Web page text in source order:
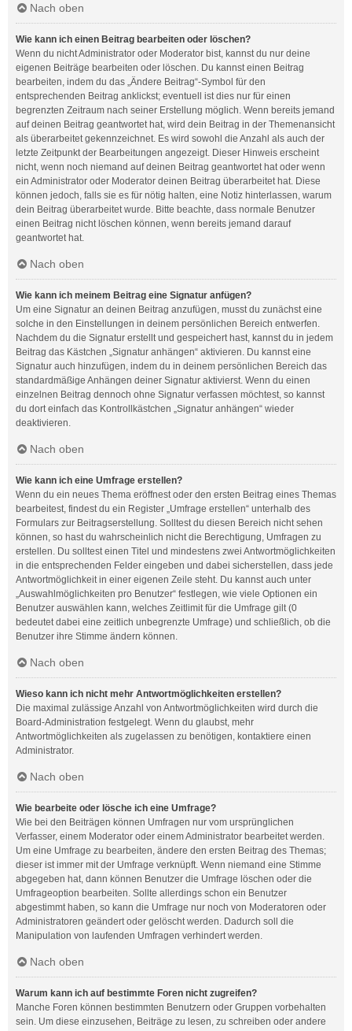
Nach oben
Wie kann ich einen Beitrag bearbeiten oder löschen?
Wenn du nicht Administrator oder Moderator bist, kannst du nur deine
eigenen Beiträge bearbeiten oder löschen. Du kannst einen Beitrag
bearbeiten, indem du das „Ändere Beitrag“-Symbol für den
entsprechenden Beitrag anklickst; eventuell ist dies nur für einen
begrenzten Zeitraum nach seiner Erstellung möglich. Wenn bereits jemand
auf deinen Beitrag geantwortet hat, wird dein Beitrag in der Themenansicht
als überarbeitet gekennzeichnet. Es wird sowohl die Anzahl als auch der
letzte Zeitpunkt der Bearbeitungen angezeigt. Dieser Hinweis erscheint
nicht, wenn noch niemand auf deinen Beitrag geantwortet hat oder wenn
ein Administrator oder Moderator deinen Beitrag überarbeitet hat. Diese
können jedoch, falls sie es für nötig halten, eine Notiz hinterlassen, warum
dein Beitrag überarbeitet wurde. Bitte beachte, dass normale Benutzer
einen Beitrag nicht löschen können, wenn bereits jemand darauf
geantwortet hat.
Nach oben
Wie kann ich meinem Beitrag eine Signatur anfügen?
Um eine Signatur an deinen Beitrag anzufügen, musst du zunächst eine
solche in den Einstellungen in deinem persönlichen Bereich entwerfen.
Nachdem du die Signatur erstellt und gespeichert hast, kannst du in jedem
Beitrag das Kästchen „Signatur anhängen“ aktivieren. Du kannst eine
Signatur auch hinzufügen, indem du in deinem persönlichen Bereich das
standardmäßige Anhängen deiner Signatur aktivierst. Wenn du einen
einzelnen Beitrag dennoch ohne Signatur verfassen möchtest, so kannst
du dort einfach das Kontrollkästchen „Signatur anhängen“ wieder
deaktivieren.
Nach oben
Wie kann ich eine Umfrage erstellen?
Wenn du ein neues Thema eröffnest oder den ersten Beitrag eines Themas
bearbeitest, findest du ein Register „Umfrage erstellen“ unterhalb des
Formulars zur Beitragserstellung. Solltest du diesen Bereich nicht sehen
können, so hast du wahrscheinlich nicht die Berechtigung, Umfragen zu
erstellen. Du solltest einen Titel und mindestens zwei Antwortmöglichkeiten
in die entsprechenden Felder eingeben und dabei sicherstellen, dass jede
Antwortmöglichkeit in einer eigenen Zeile steht. Du kannst auch unter
„Auswahlmöglichkeiten pro Benutzer“ festlegen, wie viele Optionen ein
Benutzer auswählen kann, welches Zeitlimit für die Umfrage gilt (0
bedeutet dabei eine zeitlich unbegrenzte Umfrage) und schließlich, ob die
Benutzer ihre Stimme ändern können.
Nach oben
Wieso kann ich nicht mehr Antwortmöglichkeiten erstellen?
Die maximal zulässige Anzahl von Antwortmöglichkeiten wird durch die
Board-Administration festgelegt. Wenn du glaubst, mehr
Antwortmöglichkeiten als zugelassen zu benötigen, kontaktiere einen
Administrator.
Nach oben
Wie bearbeite oder lösche ich eine Umfrage?
Wie bei den Beiträgen können Umfragen nur vom ursprünglichen
Verfasser, einem Moderator oder einem Administrator bearbeitet werden.
Um eine Umfrage zu bearbeiten, ändere den ersten Beitrag des Themas;
dieser ist immer mit der Umfrage verknüpft. Wenn niemand eine Stimme
abgegeben hat, dann können Benutzer die Umfrage löschen oder die
Umfrageoption bearbeiten. Sollte allerdings schon ein Benutzer
abgestimmt haben, so kann die Umfrage nur noch von Moderatoren oder
Administratoren geändert oder gelöscht werden. Dadurch soll die
Manipulation von laufenden Umfragen verhindert werden.
Nach oben
Warum kann ich auf bestimmte Foren nicht zugreifen?
Manche Foren können bestimmten Benutzern oder Gruppen vorbehalten
sein. Um diese einzusehen, Beiträge zu lesen, zu schreiben oder andere